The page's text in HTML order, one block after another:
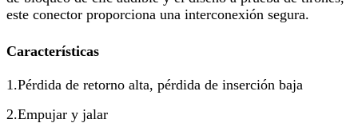
este conector proporciona una interconexión segura.
Características
1.Pérdida de retorno alta, pérdida de inserción baja
2.Empujar y jalar